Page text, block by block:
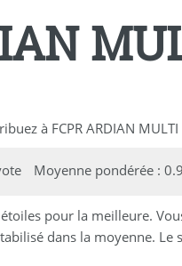
à FCPR ARDIAN MULTI
Moyenne pondérée :
pour la meilleure.
dans la moyenne.